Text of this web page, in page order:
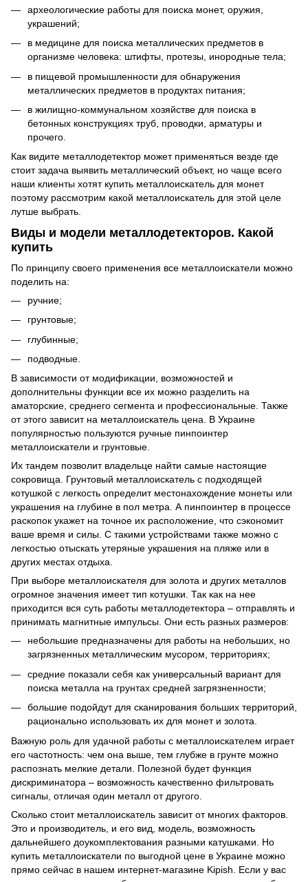
археологические работы для поиска монет, оружия,
украшений;
в медицине для поиска металлических предметов в
организме человека: штифты, протезы, инородные тела;
в пищевой промышленности для обнаружения
металлических предметов в продуктах питания;
в жилищно-коммунальном хозяйстве для поиска в
бетонных конструкциях труб, проводки, арматуры и
прочего.
Как видите металлодетектор может применяться везде где
стоит задача выявить металлический объект, но чаще всего
наши клиенты хотят купить металлоискатель для монет
поэтому рассмотрим какой металлоискатель для этой целе
лутше выбрать.
Виды и модели металлодетекторов. Какой
купить
По принципу своего применения все металлоискатели можно
поделить на:
ручние;
грунтовые;
глубинные;
подводные.
В зависимости от модификации, возможностей и
дополнительны функции все их можно разделить на
аматорские, среднего сегмента и профессиональные. Также
от этого зависит на металлоискатель цена. В Украине
популярностью пользуются ручные пинпоинтер
металлоискатели и грунтовые.
Их тандем позволит владельце найти самые настоящие
сокровища. Грунтовый металлоискатель с подходящей
котушкой с легкость определит местонахождение монеты или
украшения на глубине в пол метра. А пинпоинтер в процессе
раскопок укажет на точное их расположение, что сэкономит
ваше время и силы. С такими устройствами также можно с
легкостью отыскать утеряные украшения на пляже или в
других местах отдыха.
При выборе металлоискателя для золота и других металлов
огромное значения имеет тип котушки. Так как на нее
приходится вся суть работы металлодетектора – отправлять и
принимать магнитные импульсы. Они есть разных размеров:
небольшие предназначены для работы на небольших, но
загрязненных металлическим мусором, территориях;
средние показали себя как универсальный вариант для
поиска металла на грунтах средней загрязненности;
большие подойдут для сканирования больших территорий,
рационально использовать их для монет и золота.
Важную роль для удачной работы с металлоискателем играет
его частотность: чем она выше, тем глубже в грунте можно
распознать мелкие детали. Полезной будет функция
дискриминатора – возможность качественно фильтровать
сигналы, отличая один металл от другого.
Сколько стоит металлоискатель зависит от многих факторов.
Это и производитель, и его вид, модель, возможность
дальнейшего доукомплектования разными катушками. Но
купить металлоискатели по выгодной цене в Украине можно
прямо сейчас в нашем интернет-магазине Kipish. Если у вас